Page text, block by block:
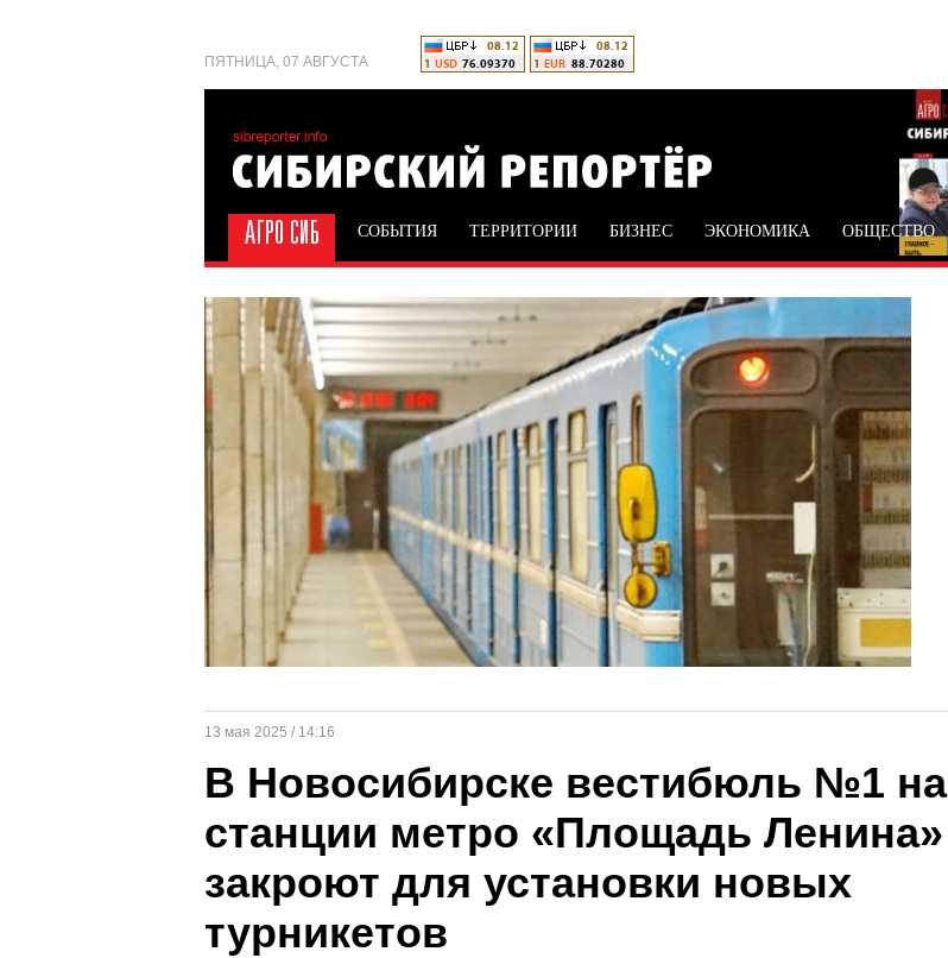
ПЯТНИЦА, 07 АВГУСТА
СОБЫТИЯ ТЕРРИТОРИИ БИЗНЕС ЭКОНОМИКА ОБЩЕСТВО
13 мая 2025 / 14:16
В Новосибирске вестибюль №1 на
станции метро «Площадь Ленина»
закроют для установки новых
турникетов